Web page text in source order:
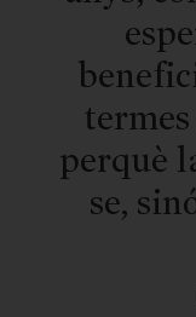
perquè
se,